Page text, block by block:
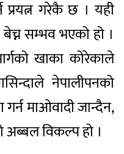
प्रयत्न गरेकै छ । यही
सम्भव भएको हो ।
खाका कोरेकाले
नेपालीपनको
गर्न माओवादी जान्दैन,
विकल्प हो ।